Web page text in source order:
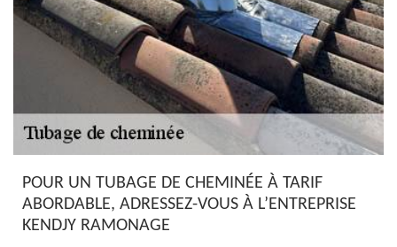
POUR UN TUBAGE DE CHEMINÉE À TARIF
ABORDABLE, ADRESSEZ-VOUS À L’ENTREPRISE
KENDJY RAMONAGE